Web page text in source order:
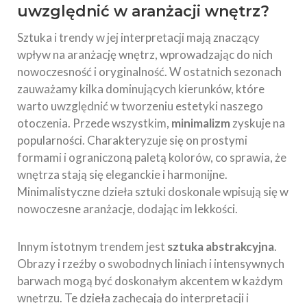
uwzględnić w aranżacji wnętrz?
Sztuka i trendy w jej interpretacji mają znaczący
wpływ na aranżację wnętrz, wprowadzając do nich
nowoczesność i oryginalność. W ostatnich sezonach
zauważamy kilka dominujących kierunków, które
warto uwzględnić w tworzeniu estetyki naszego
otoczenia. Przede wszystkim, minimalizmzyskuje na
popularności. Charakteryzuje się on prostymi
formami i ograniczoną paletą kolorów, co sprawia, że
wnętrza stają się eleganckie i harmonijne.
Minimalistyczne dzieła sztuki doskonale wpisują się w
nowoczesne aranżacje, dodając im lekkości.
Innym istotnym trendem jest sztuka abstrakcyjna.
Obrazy i rzeźby o swobodnych liniach i intensywnych
barwach mogą być doskonałym akcentem w każdym
wnętrzu. Te dzieła zachęcają do interpretacji i